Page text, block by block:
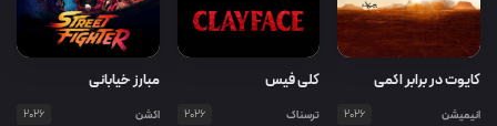
کایوت در برابر اکمی
انیمیشن 2026
کلی فیس
ترسناک 2026
مبارز خیابانی
اکشن 2026